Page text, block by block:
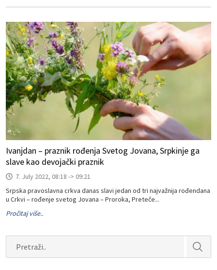
Ivanjdan – praznik rođenja Svetog Jovana, Srpkinje ga
slave kao devojački praznik
7. July 2022, 08:18 -> 09:21
Srpska pravoslavna crkva danas slavi jedan od tri najvažnija rođendana
u Crkvi – rođenje svetog Jovana – Proroka, Preteče...
Pročitaj više..